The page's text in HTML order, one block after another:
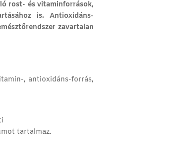
rost- és vitaminforrások,
is. Antioxidáns-
zavartalan
, antioxidáns-forrás,
tartalmaz.